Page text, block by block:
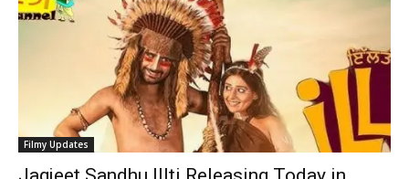
Filmy Updates